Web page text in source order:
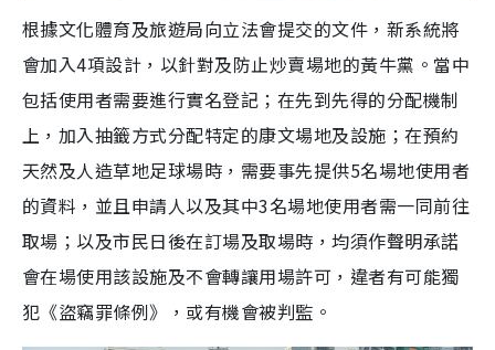
t
e
e
d
3
3
0
%
a
i
n
i
n
g
T
s
c
e
根據文化體育及旅遊局向立法會提交的文件，新系統將
會加入4項設計，以針對及防止炒賣場地的黃牛黨。當中
包括使用者需要進行實名登記；在先到先得的分配機制
上，加入抽籤方式分配特定的康文場地及設施；在預約
天然及人造草地足球場時，需要事先提供5名場地使用者
的資料，並且申請人以及其中3名場地使用者需一同前往
取場；以及市民日後在訂場及取場時，均須作聲明承諾
會在場使用該設施及不會轉讓用場許可，違者有可能獨
犯《盜竊罪條例》，或有機會被判監。